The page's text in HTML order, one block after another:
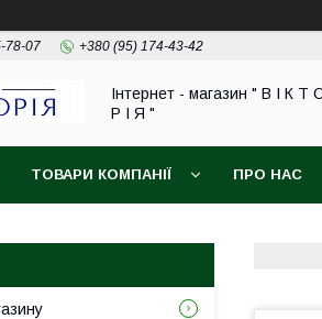
78-07 +380 (95) 174-43-42
Інтернет - магазин " В І К Т
Р І Я "
ТОВАРИ КОМПАНІЇ ПРО НАС